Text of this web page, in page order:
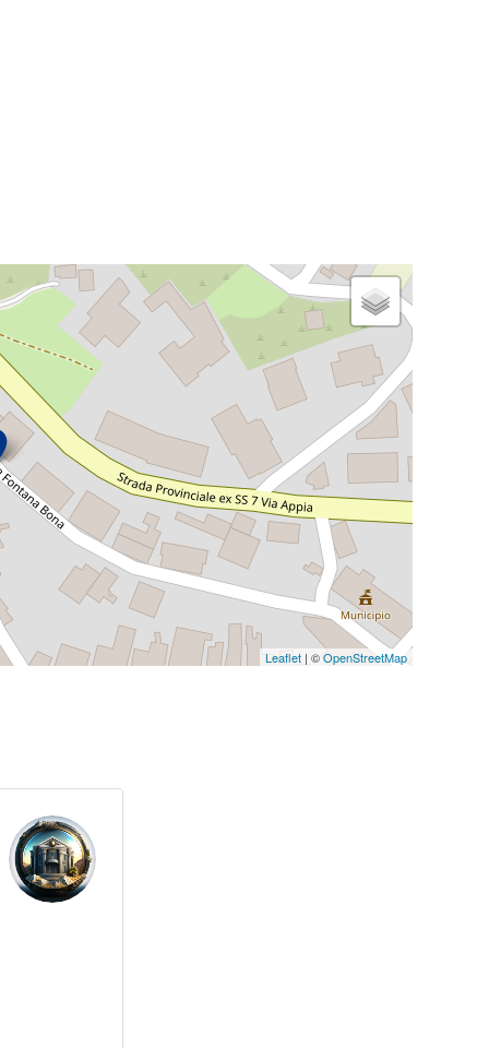
Leaflet| ©OpenStreetMap